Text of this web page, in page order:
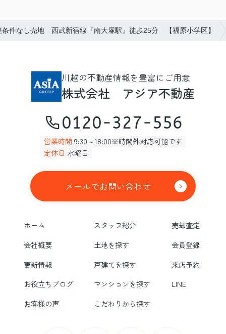
件なし売地 西武新宿線『南大塚駅』徒歩25分 【福原小学区】
川越の不動産情報を豊富にご用意
株式会社 アジア不動産
0120-327-556
営業時間 9:30～18:00※時間外対応可能です
定休日 水曜日
メールでお問い合わせ
ホーム スタッフ紹介
売却査定
会社概要
土地を探す
会員登録
更新情報
戸建てを探す
来店予約
お役立ちブログ
マンションを探す
LINE
お客様の声
こだわりから探す